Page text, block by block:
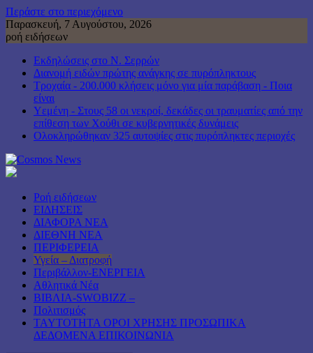
Περάστε στο περιεχόμενο
Παρασκευή, 7 Αυγούστου, 2026
ροή ειδήσεων
Εκδηλώσεις στο Ν. Σερρών
Διανομή ειδών πρώτης ανάγκης σε πυρόπληκτους
Τροχαία - 200.000 κλήσεις μόνο για μία παράβαση - Ποια
είναι
Υεμένη - Στους 58 οι νεκροί, δεκάδες οι τραυματίες από την
επίθεση των Χούθι σε κυβερνητικές δυνάμεις
Ολοκληρώθηκαν 325 αυτοψίες στις πυρόπληκτες περιοχές
Ροή ειδήσεων
ΕΙΔΗΣΕΙΣ
ΔΙΑΦΟΡΑ ΝΕΑ
ΔΙΕΘΝΗ ΝΕΑ
ΠΕΡΙΦΕΡΕΙΑ
Υγεία – Διατροφή
Περιβάλλον-ΕΝΕΡΓΕΙΑ
Αθλητικά Νέα
ΒΙΒΛΙΑ-SWOBIZZ –
Πολιτισμός
TAYTOTHTA ΟΡΟΙ ΧΡΗΣΗΣ ΠΡΟΣΩΠΙΚΑ
ΔΕΔΟΜΕΝΑ ΕΠΙΚΟΙΝΩΝΙΑ